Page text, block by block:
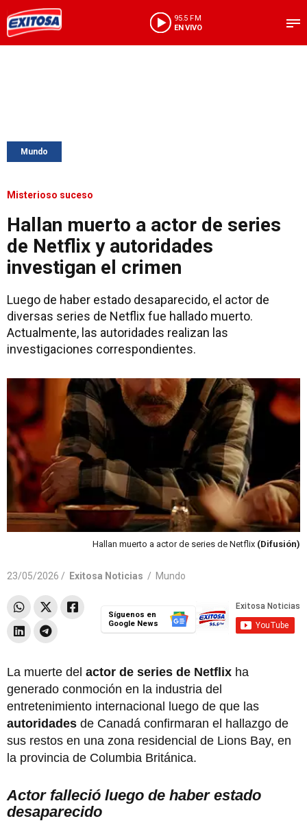
95.5 FM
EN VIVO
Mundo
Misterioso suceso
Hallan muerto a actor de series
de Netflix y autoridades
investigan el crimen
Luego de haber estado desaparecido, el actor de
diversas series de Netflix fue hallado muerto.
Actualmente, las autoridades realizan las
investigaciones correspondientes.
Hallan muerto a actor de series de Netflix (Difusión)
23/05/2026 / Exitosa Noticias / Mundo
Síguenos en
Google News
La muerte del actor de series de Netflix ha
generado conmoción en la industria del
entretenimiento internacional luego de que las
autoridades de Canadá confirmaran el hallazgo de
sus restos en una zona residencial de Lions Bay, en
la provincia de Columbia Británica.
Actor falleció luego de haber estado
desaparecido